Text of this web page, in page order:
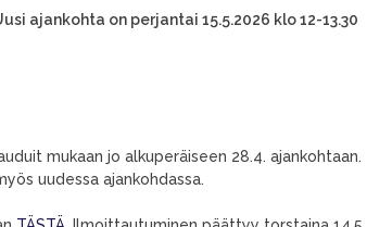
ajankohta on perjantai 15.5.2026 klo 12-13.30
mukaan jo alkuperäiseen 28.4. ajankohtaan.
uudessa ajankohdassa.